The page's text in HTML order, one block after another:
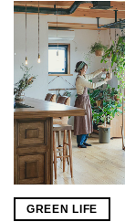
GREEN LIFE